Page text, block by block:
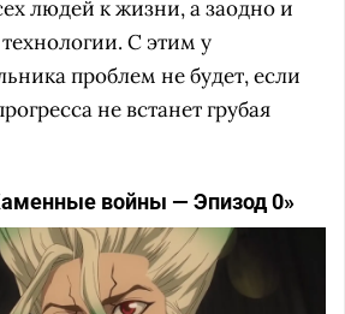
людей к жизни, а заодно и
С этим у
проблем не будет, если
не встанет грубая
войны — Эпизод 0»